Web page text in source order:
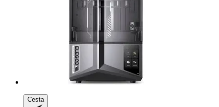
Cesta